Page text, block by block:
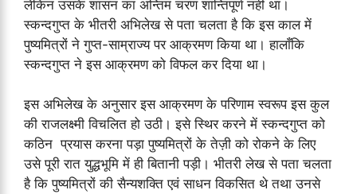
लेकिन उसके शासन का अन्तिम चरण शान्तिपूर्ण नहीं था।
स्कन्दगुप्त के भीतरी अभिलेख से पता चलता है कि इस काल में
पुष्यमित्रों ने गुप्त-साम्राज्य पर आक्रमण किया था। हालाँकि
स्कन्दगुप्त ने इस आक्रमण को विफल कर दिया था।
इस अभिलेख के अनुसार इस आक्रमण के परिणाम स्वरूप इस कुल
की राजलक्ष्मी विचलित हो उठी। इसे स्थिर करने में स्कन्दगुप्त को
कठिन प्रयास करना पड़ा पुष्यमित्रों के तेज़ी को रोकने के लिए
उसे पूरी रात युद्धभूमि में ही बितानी पड़ी। भीतरी लेख से पता चलता
है कि पुष्यमित्रों की सैन्यशक्ति एवं साधन विकसित थे तथा उनसे